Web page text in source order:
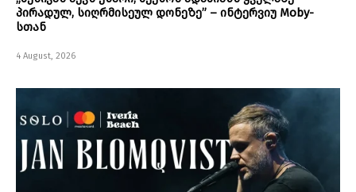
პირადულ, სიღრმისეულ დონეზე” – ინტერვიუ Moby-
სთან
4 August, 2026